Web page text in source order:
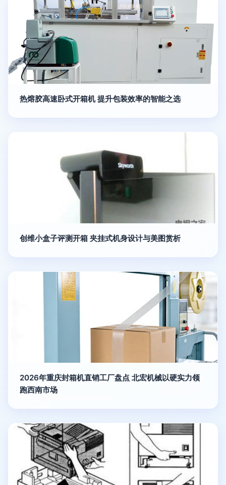
热熔胶高速卧式开箱机 提升包装效率的智能之选
创维小盒子评测开箱 夹挂式机身设计与美图赏析
2026年重庆封箱机直销工厂盘点 北宏机械以硬实力领
跑西南市场